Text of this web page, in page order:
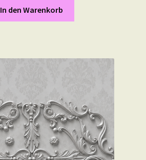
In den Warenkorb